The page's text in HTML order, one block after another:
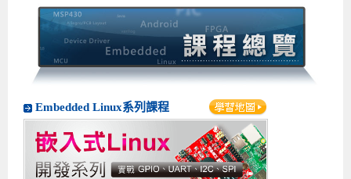
儲備講師計劃
最新補助課程
師資介紹
開發板介紹
環境設備
最新職缺
艾鍗新聞
獲獎與榮耀
課程說明會
政府補助職訓說明會
嵌入式Linux開發系列課程
[學程] 嵌入式Linux開發實務
Linux系統建置實務
Linux系統程式設計
Linux驅動程式設計實戰
ARM Boot Loader設計
MCU韌體設計系列課程
ARM MCU單晶片韌體開發
USB韌體設計
STM32嵌入式開發實戰
[學程]MCU韌體設計實戰
硬體/IC設計系列課程
全能電路設計實戰班
FPGA 數位IC設計實戰
感測電路設計與應用
AI人工智慧系列課程
iPAS AI應用規劃師能力鑑定課程
AI深度學習與影像辨識實戰
iPAS經濟部產業人才能力鑑定
iPAS AI應用規劃師能力鑑定
Web及雲端系列課程
熱門課程
讓 AI 成為你的數位同事
AI雲端原生與MLOps自動化實務
n8n 零基礎工作自動化實戰班
Vibe Coding：AI 協作全端開發實戰班
iPAS AI應用規劃師能力鑑定課程
數位課程總覽
嵌入式Linux開發系列
嵌入式Linux學程(數位豪華版)
Linux系統程式設計
Linux驅動程式
MCU韌體開發系列
MCU韌體設計
Python硬體控制-Pi Pico物聯網實作
AI人工智慧系列課程
iPAS AI應用規劃師能力鑑定課程
Web及雲端系列課程
補助專班
待業青年職訓課程(29歲以下)
Kubernetes工程師養成班
[假日班]AI邊緣運算實作TensorFlow Lite for MCU
[假日班]物聯網資訊安全實務
更多...
企業服務
企業教育訓練
企業儲值優惠方案
艾鍗企業VIP會員
企業徵才
研討活動
學員專區
會員優惠
學員見證
前進校園
校園巡迴講座
會員優惠
Embedded Linux系列課程